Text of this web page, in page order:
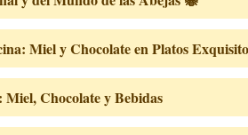
Miel y Chocolate en Platos
Chocolate y Bebidas